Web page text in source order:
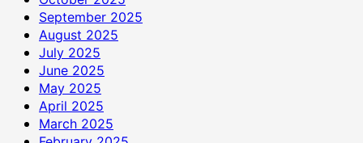
September 2025
August 2025
July 2025
June 2025
May 2025
April 2025
March 2025